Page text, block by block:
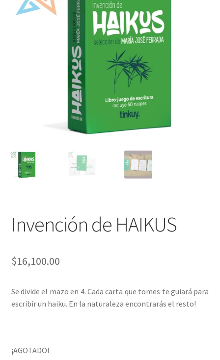
Mi cuenta
Invención de HAIKUS
$16,100.00
Se divide el mazo en 4. Cada carta que tomes te guiará para
escribir un haiku. En la naturaleza encontrarás el resto!
¡AGOTADO!